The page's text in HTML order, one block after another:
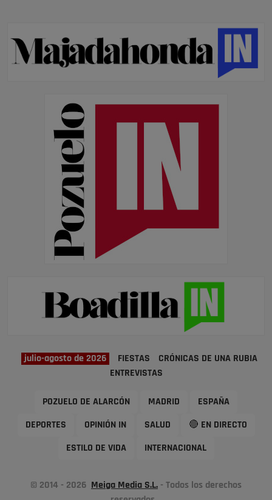
julio-agosto de 2026 FIESTAS
CRÓNICAS DE UNA RUBIA
ENTREVISTAS
POZUELO DE ALARCÓN MADRID ESPAÑA
DEPORTES OPINIÓN IN SALUD 🔴 EN DIRECTO
ESTILO DE VIDA INTERNACIONAL
© 2014 - 2026 Meiga Media S.L. - Todos los derechos